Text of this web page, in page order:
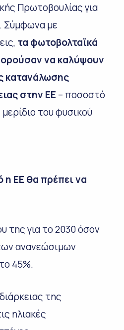
Πρωτοβουλίας για
Σύμφωνα με
τα φωτοβολταϊκά
να καλύψουν
κατανάλωσης
στην ΕΕ – ποσοστό
του φυσικού
η ΕΕ θα πρέπει να
της για το 2030 όσον
ανανεώσιμων
45%.
της
ηλιακές